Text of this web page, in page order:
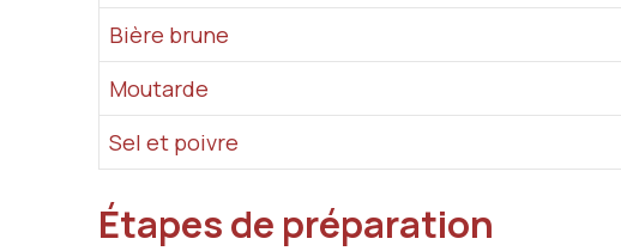
Bière brune
Moutarde
Sel et poivre
Étapes de préparation